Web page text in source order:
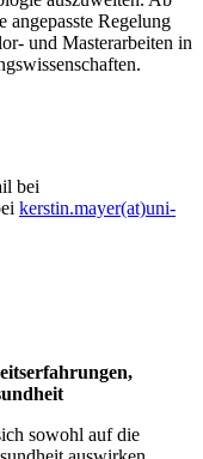
angepasste Regelung
und Masterarbeiten in
bei
kerstin.mayer(at)uni-
sowohl auf die